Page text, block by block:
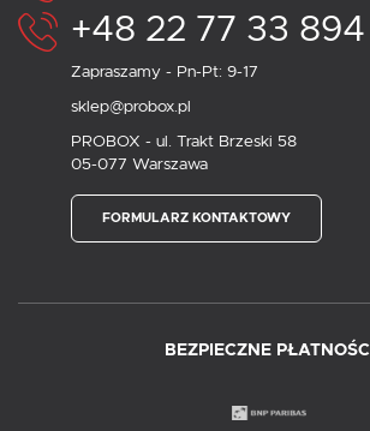
+48 22 77 33 894
Zapraszamy - Pn-Pt: 9-17
sklep@probox.pl
PROBOX - ul. Trakt Brzeski 58
05-077 Warszawa
FORMULARZ KONTAKTOWY
BEZPIECZNE PŁATNOŚCI